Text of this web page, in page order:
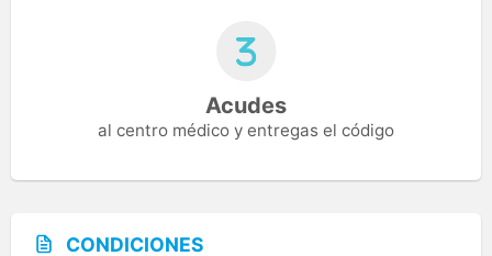
Acudes
al centro médico y entregas el código
CONDICIONES